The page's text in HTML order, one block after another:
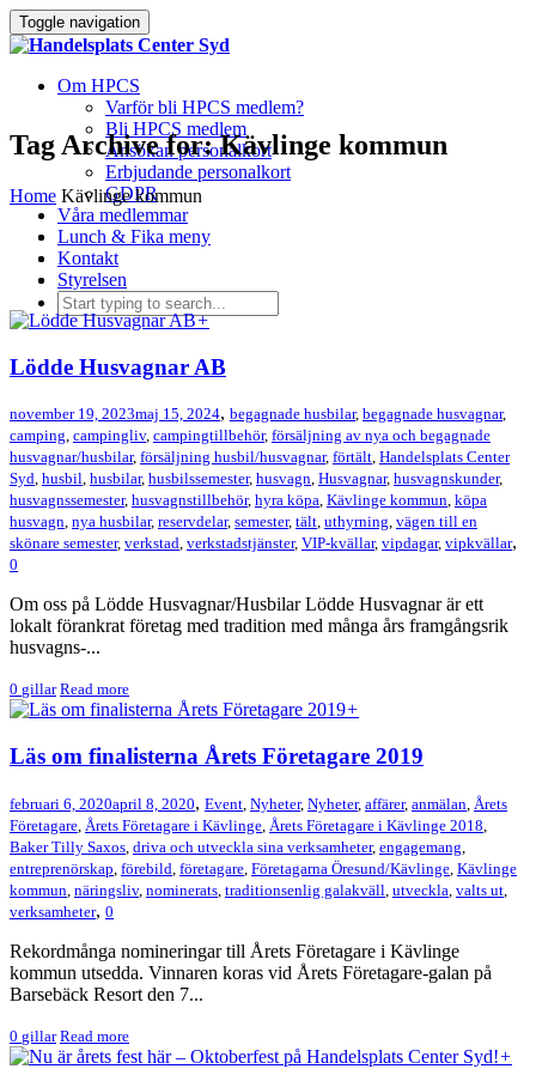
Toggle navigation
Om HPCS
Varför bli HPCS medlem?
Bli HPCS medlem
Ansökan personalkort
Erbjudande personalkort
GDPR
Våra medlemmar
Lunch & Fika meny
Kontakt
Styrelsen
Tag Archive for: Kävlinge kommun
Home Kävlinge kommun
+
Lödde Husvagnar AB
november 19, 2023maj 15, 2024, begagnade husbilar, begagnade husvagnar,
camping, campingliv, campingtillbehör, försäljning av nya och begagnade
husvagnar/husbilar, försäljning husbil/husvagnar, förtält, Handelsplats Center
Syd, husbil, husbilar, husbilssemester, husvagn, Husvagnar, husvagnskunder,
husvagnssemester, husvagnstillbehör, hyra köpa, Kävlinge kommun, köpa
husvagn, nya husbilar, reservdelar, semester, tält, uthyrning, vägen till en
skönare semester, verkstad, verkstadstjänster, VIP-kvällar, vipdagar, vipkvällar,
0
Om oss på Lödde Husvagnar/Husbilar Lödde Husvagnar är ett
lokalt förankrat företag med tradition med många års framgångsrik
husvagns-...
0 gillar Read more
+
Läs om finalisterna Årets Företagare 2019
februari 6, 2020april 8, 2020, Event Nyheter, Nyheter, affärer, anmälan Årets
Företagare Årets Företagare i Kävlinge Årets Företagare i Kävlinge 2018
Baker Tilly Saxos driva och utveckla sina verksamheter, engagemang
entreprenörskap förebild företagare Företagarna Öresund/Kävlinge Kävlinge
kommun näringsliv, nominerats traditionsenlig galakväll utveckla valts ut
verksamheter, 0
Rekordmånga nomineringar till Årets Företagare i Kävlinge
kommun utsedda. Vinnaren koras vid Årets Företagare-galan på
Barsebäck Resort den 7...
0 gillar Read more
+